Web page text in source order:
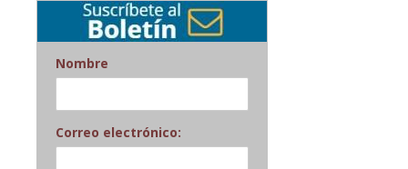
Nombre
Correo electrónico: